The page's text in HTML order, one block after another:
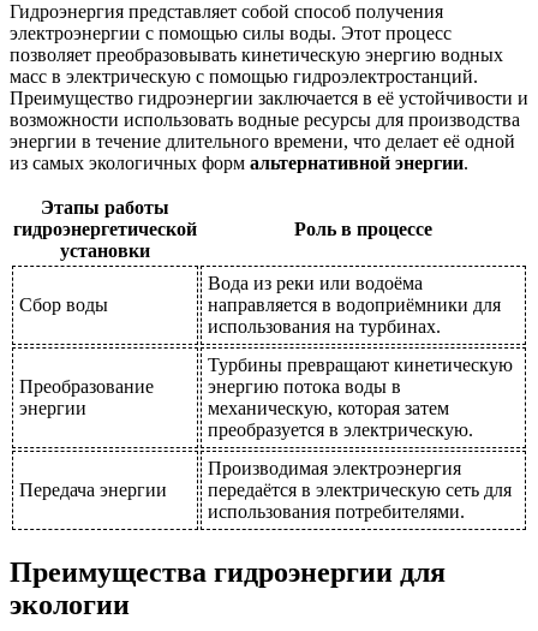
Гидроэнергия представляет собой способ получения
электроэнергии с помощью силы воды. Этот процесс
позволяет преобразовывать кинетическую энергию водных
масс в электрическую с помощью гидроэлектростанций.
Преимущество гидроэнергии заключается в её устойчивости и
возможности использовать водные ресурсы для производства
энергии в течение длительного времени, что делает её одной
из самых экологичных форм альтернативной энергии.
Этапы работы
гидроэнергетической
установки
Роль в процессе
Сбор воды
Вода из реки или водоёма
направляется в водоприёмники для
использования на турбинах.
Преобразование
энергии
Турбины превращают кинетическую
энергию потока воды в
механическую, которая затем
преобразуется в электрическую.
Передача энергии
Производимая электроэнергия
передаётся в электрическую сеть для
использования потребителями.
Преимущества гидроэнергии для
экологии